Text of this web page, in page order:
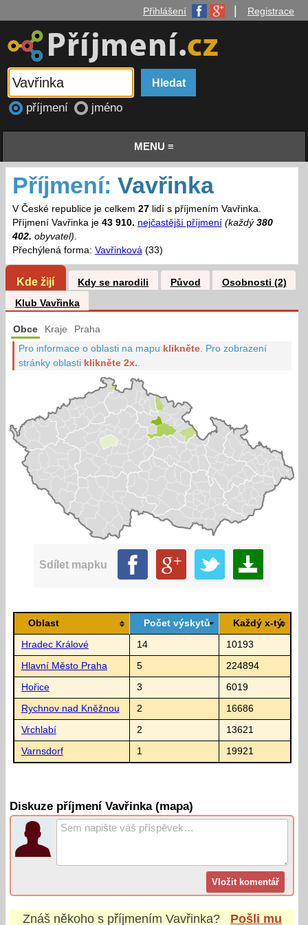
Přihlášení Registrace
příjmení jméno
MENU ≡
Příjmení: Vavřinka
V České republice je celkem 27lidí s příjmením Vavřinka.
Příjmení Vavřinka je 43 910. nejčastější příjmení (každý 380
402. obyvatel).
Přechýlená forma: Vavřinková(33)
Kde žijí Kdy se narodili Původ
Osobnosti (2)
Klub Vavřinka
Obce Kraje Praha
Pro informace o oblasti na mapu klikněte Pro zobrazení
stránky oblasti klikněte 2x.
Sdílet mapku
Oblast Počet výskytů Každý x-tý
Hradec Králové 14 10193
Hlavní Město Praha 5 224894
Hořice 3 6019
Rychnov nad Kněžnou 2 16686
Vrchlabí 2 13621
Varnsdorf 1 19921
Diskuze příjmení Vavřinka (mapa)
Znáš někoho s příjmením Vavřinka?
Pošli mu